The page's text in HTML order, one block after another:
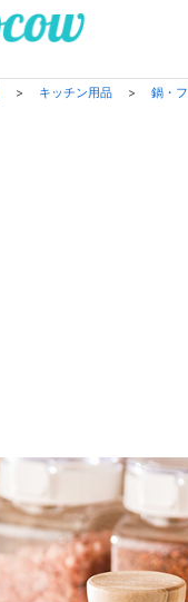
> キッチン用品 > 鍋・